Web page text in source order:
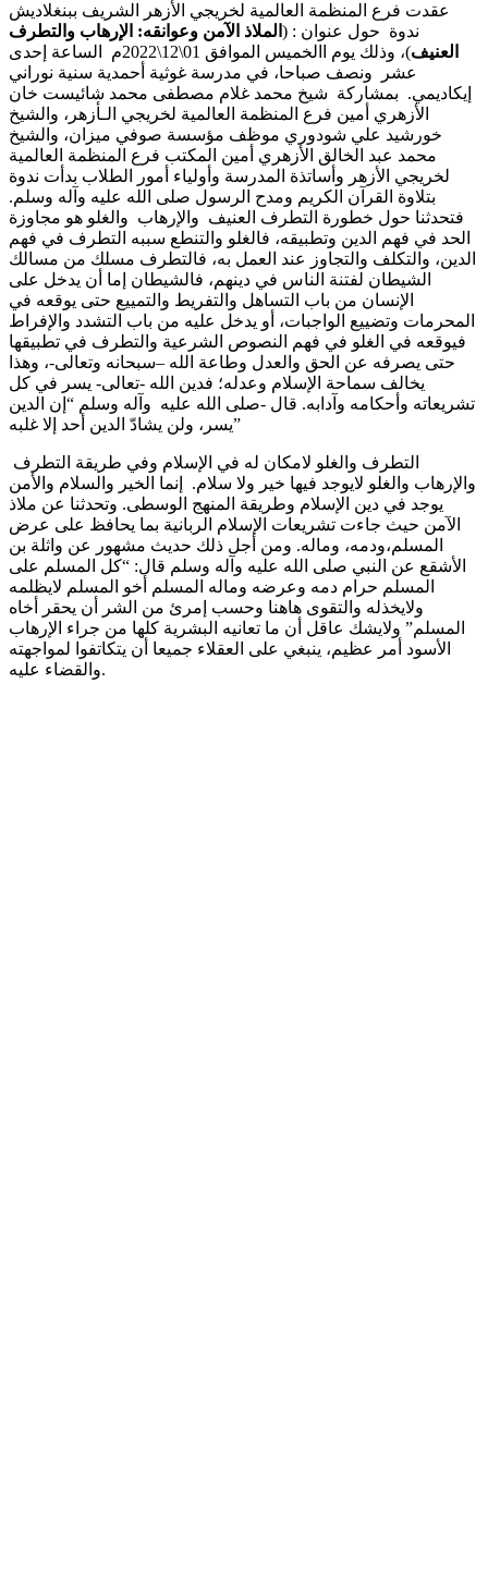
عقدت فرع المنظمة العالمية لخريجي الأزهر الشريف ببنغلاديش
ندوة حول عنوان : ( الملاذ الآمن وعوانقه: الإرهاب والتطرف
العنيف
)، وذلك يوم االخميس الموافق 01\12\2022م الساعة إحدى
عشر ونصف صباحا، في مدرسة غوثية أحمدية سنية نوراني
إيكاديمي. بمشاركة شيخ محمد غلام مصطفى محمد شائيست خان
الأزهري أمين فرع المنظمة العالمية لخريجي الـأزهر، والشيخ
خورشيد علي شودوري موظف مؤسسة صوفي ميزان، والشيخ
محمد عبد الخالق الأزهري أمين المكتب فرع المنظمة العالمية
لخريجي الأزهر وأساتذة المدرسة وأولياء أمور الطلاب بدأت ندوة
بتلاوة القرآن الكريم ومدح الرسول صلى الله عليه وآله وسلم.
فتحدثنا حول خطورة التطرف العنيف والإرهاب والغلو هو مجاوزة
الحد في فهم الدين وتطبيقه، فالغلو والتنطع سببه التطرف في فهم
الدين، والتكلف والتجاوز عند العمل به، فالتطرف مسلك من مسالك
الشيطان لفتنة الناس في دينهم، فالشيطان إما أن يدخل على
الإنسان من باب التساهل والتفريط والتمييع حتى يوقعه في
المحرمات وتضييع الواجبات، أو يدخل عليه من باب التشدد والإفراط
فيوقعه في الغلو في فهم النصوص الشرعية والتطرف في تطبيقها
حتى يصرفه عن الحق والعدل وطاعة الله –سبحانه وتعالى-، وهذا
يخالف سماحة الإسلام وعدله؛ فدين الله -تعالى- يسر في كل
تشريعاته وأحكامه وآدابه. قال -صلى الله عليه وآله وسلم “إن الدين
يسر، ولن يشادّ الدين أحد إلا غلبه”
التطرف والغلو لامكان له في الإسلام وفي طريقة التطرف
والإرهاب والغلو لايوجد فيها خير ولا سلام. إنما الخير والسلام والأمن
يوجد في دين الإسلام وطريقة المنهج الوسطى. وتحدثنا عن ملاذ
الآمن حيث جاءت تشريعات الإسلام الربانية بما يحافظ على عرض
المسلم،ودمه، وماله. ومن أجل ذلك حديث مشهور عن واثلة بن
الأشقع عن النبي صلى الله عليه وآله وسلم قال: “كل المسلم على
المسلم حرام دمه وعرضه وماله المسلم أخو المسلم لايظلمه
ولايخذله والتقوى هاهنا وحسب إمرئ من الشر أن يحقر أخاه
المسلم” ولايشك عاقل أن ما تعانيه البشرية كلها من جراء الإرهاب
الأسود أمر عظيم، ينبغي على العقلاء جميعا أن يتكاتفوا لمواجهته
والقضاء عليه.